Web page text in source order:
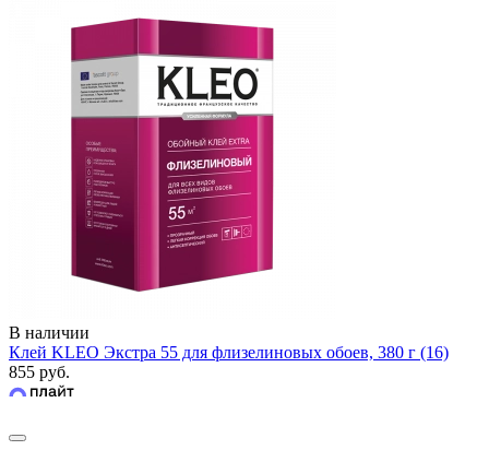
В наличии
Клей KLEO Экстра 55 для флизелиновых обоев, 380 г (16)
855 руб.